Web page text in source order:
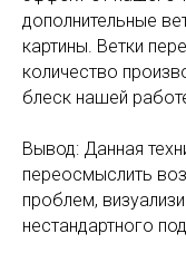
дополнительные
картины. Ветки
количество
блеск нашей
Вывод: Данная
переосмыслить
проблем,
нестандартного